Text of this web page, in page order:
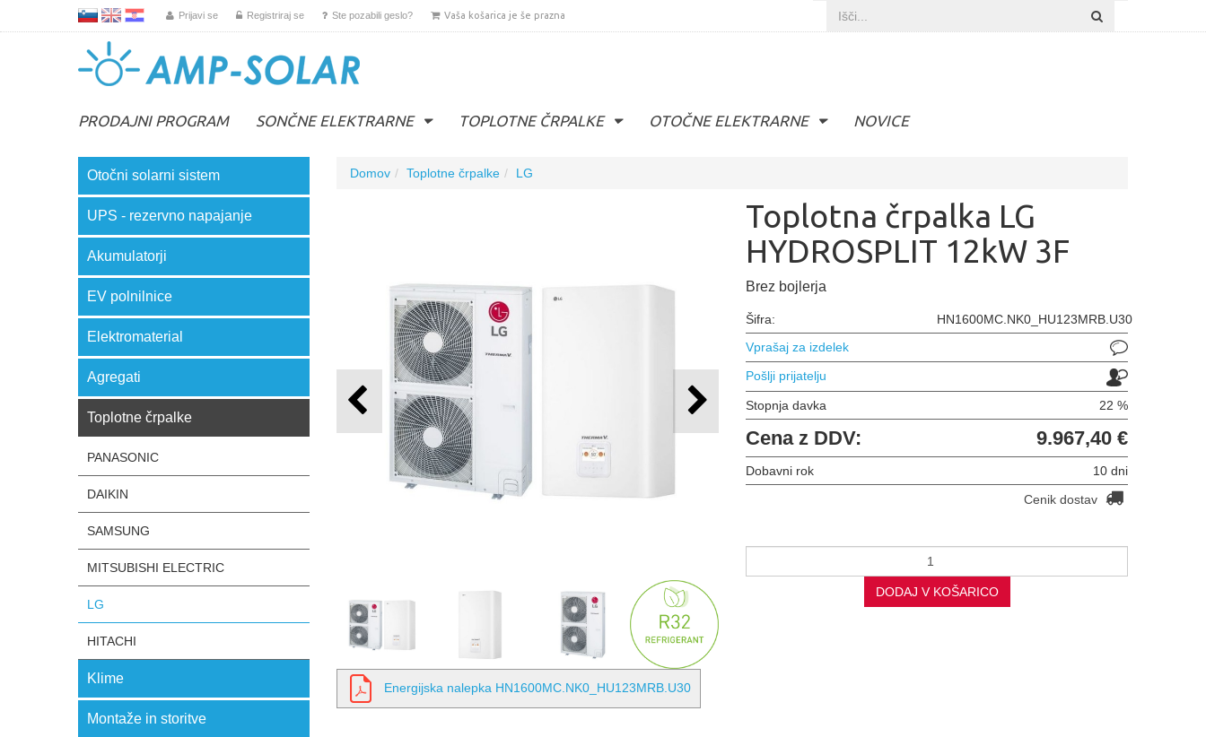
Prijavi se Registriraj se Ste pozabili geslo? Vaša košarica je še prazna
PRODAJNI PROGRAM SONČNE ELEKTRARNE TOPLOTNE ČRPALKE OTOČNE ELEKTRARNE NOVICE
Otočni solarni sistem
UPS - rezervno napajanje
Akumulatorji
EV polnilnice
Elektromaterial
Agregati
Toplotne črpalke
PANASONIC
DAIKIN
SAMSUNG
MITSUBISHI ELECTRIC
LG
HITACHI
Klime
Montaže in storitve
Domov Toplotne črpalke LG
Energijska nalepka HN1600MC.NK0_HU123MRB.U30
Toplotna črpalka LG
HYDROSPLIT 12kW 3F
Brez bojlerja
Šifra:
HN1600MC.NK0_HU123MRB.U30
Vprašaj za izdelek
Pošlji prijatelju
Stopnja davka 22 %
Cena z DDV: 9.967,40 €
Dobavni rok
10 dni
Cenik dostav
DODAJ V KOŠARICO